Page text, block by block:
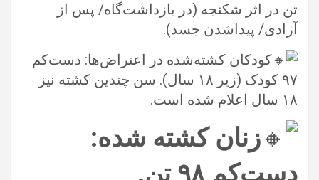
تن در اثر شکنجه (در بازداشت‌گاه/ پس از
آزادی/ پیداشدن جسد).‏
کودکان کشته‌شده در اعتراض‌ها: دست‌کم
۹۷ کودک (زیر ۱۸ سال). سن چندین کشته نیز
۱۸ سال اعلام شده است. ‏
زنان کشته‌ شده:
دست‌کم ۹۸ تن.